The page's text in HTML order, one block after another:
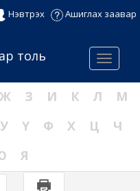
Нэвтрэх Ашиглах заавар
Menu
толь
Ж З И К Л
М
У Ү Ф Х Ц
Ч
Я